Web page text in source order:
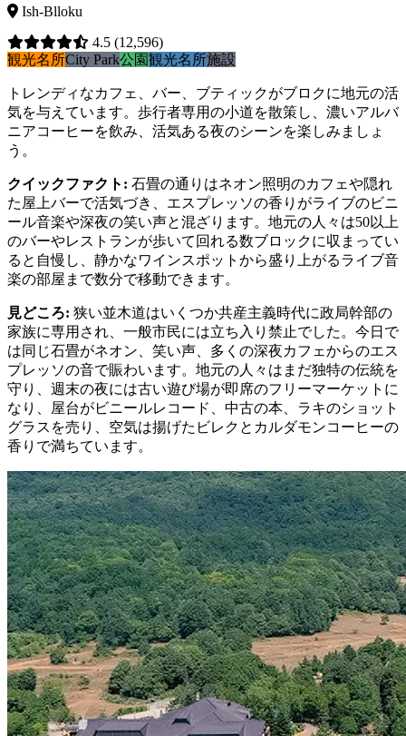
Ish-Blloku
4.5 (12,596)
観光名所City Park公園観光名所施設
トレンディなカフェ、バー、ブティックがブロクに地元の活
気を与えています。歩行者専用の小道を散策し、濃いアルバ
ニアコーヒーを飲み、活気ある夜のシーンを楽しみましょ
う。
クイックファクト : 石畳の通りはネオン照明のカフェや隠れ
た屋上バーで活気づき、エスプレッソの香りがライブのビニ
ール音楽や深夜の笑い声と混ざります。地元の人々は50以上
のバーやレストランが歩いて回れる数ブロックに収まってい
ると自慢し、静かなワインスポットから盛り上がるライブ音
楽の部屋まで数分で移動できます。
見どころ: 狭い並木道はいくつか共産主義時代に政局幹部の
家族に専用され、一般市民には立ち入り禁止でした。今日で
は同じ石畳がネオン、笑い声、多くの深夜カフェからのエス
プレッソの音で賑わいます。地元の人々はまだ独特の伝統を
守り、週末の夜には古い遊び場が即席のフリーマーケットに
なり、屋台がビニールレコード、中古の本、ラキのショット
グラスを売り、空気は揚げたビレクとカルダモンコーヒーの
香りで満ちています。